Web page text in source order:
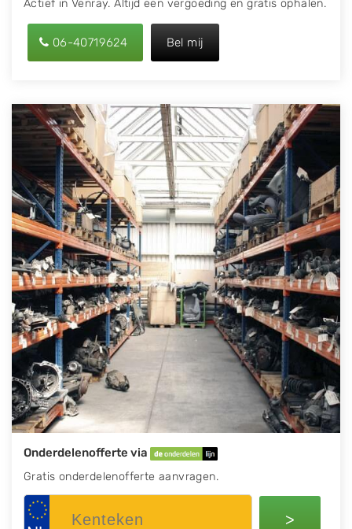
Actief in Venray. Altijd een vergoeding en gratis ophalen.
06-40719624 Bel mij
Onderdelenofferte via
Gratis onderdelenofferte aanvragen.
>